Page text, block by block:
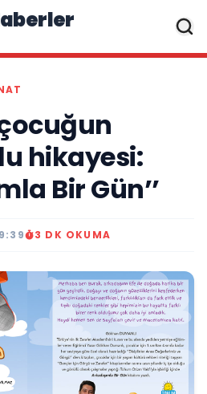
hikayesi:
Bir Gün’’
3 DK OKUMA